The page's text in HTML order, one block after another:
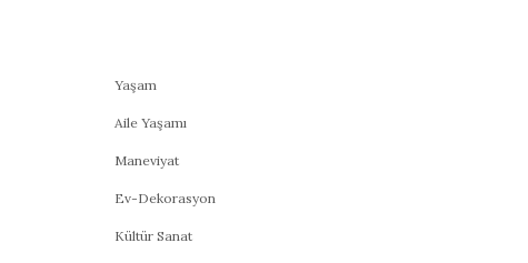
Yaşam
Aile Yaşamı
Maneviyat
Ev-Dekorasyon
Kültür Sanat